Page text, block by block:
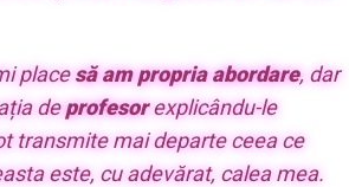
placesă am propria abordare, dar
deprofesorexplicându-le
transmite mai departe ceea ce
este, cu adevărat, calea mea.